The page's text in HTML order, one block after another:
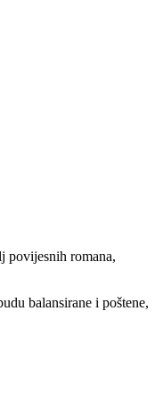
povijesnih romana,
balansirane i poštene,